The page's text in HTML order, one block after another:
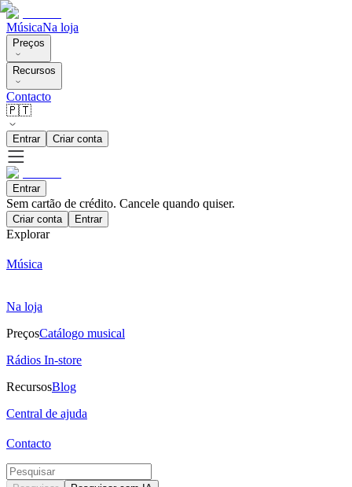
MúsicaNa loja
Preços
Recursos
Contacto
🇵🇹
Entrar Criar conta
Entrar
Sem cartão de crédito. Cancele quando quiser.
Criar conta Entrar
Explorar
Música
Na loja
PreçosCatálogo musical
Rádios In-store
RecursosBlog
Central de ajuda
Contacto